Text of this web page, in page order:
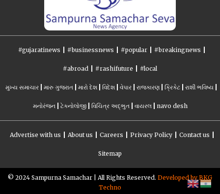
#gujaratinews #businessnews #popular #breakingnews
#abroad #rashifuture #local
મુખ્ય સમાચાર મારુ ગુજરાત મારો દેશ વિદેશ વેપાર રાજકારણ ક્રિકેટ રાશી ભવિષ્ય
મનોરંજન ટેકનોલોજી વિચિત્ર અદ્ભુત વાયરલ navo desh
Advertise with us About us Careers Privacy Policy Contact us
Sitemap
©️ 2024 Sampurna Samachar | All Rights Reserved. Developed by BKG
Techno